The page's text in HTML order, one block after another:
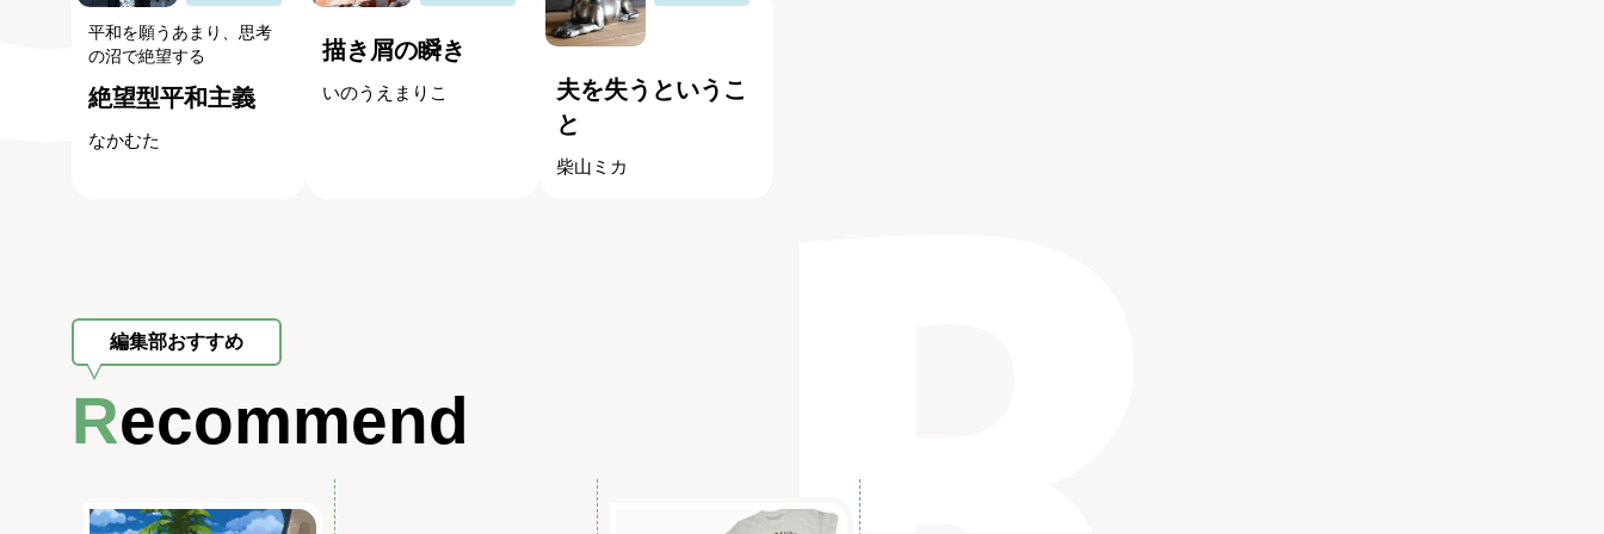
平和を願うあまり、思考
の沼で絶望する
絶望型平和主義
なかむた
描き屑の瞬き
いのうえまりこ
夫を失うというこ
と
柴山ミカ
編集部おすすめ
Recommend